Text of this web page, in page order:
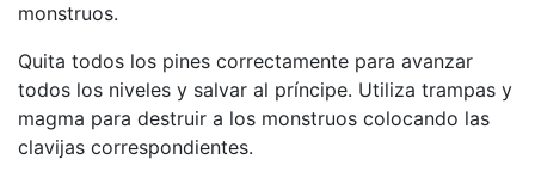
monstruos.
Quita todos los pines correctamente para avanzar
todos los niveles y salvar al príncipe. Utiliza trampas y
magma para destruir a los monstruos colocando las
clavijas correspondientes.